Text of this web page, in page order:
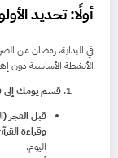
أولًا: تحديد
في البداية، رمضان من
الأنشطة الأساسية دون
قسم يومك إلى
قبل الفجر
وقراءة
اليوم.